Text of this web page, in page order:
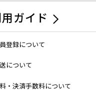
ガイド
登録について
について
・決済手数料について